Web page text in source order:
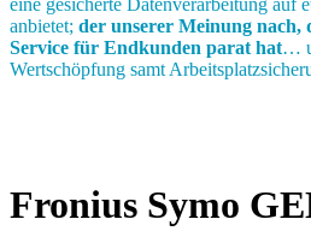
anbietet; der unserer Meinung nach,
Service für Endkunden parat hat…
Wertschöpfung samt
Fronius Symo